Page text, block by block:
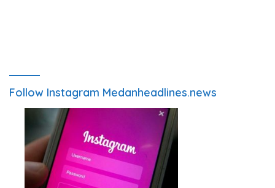
Follow Instagram Medanheadlines.news